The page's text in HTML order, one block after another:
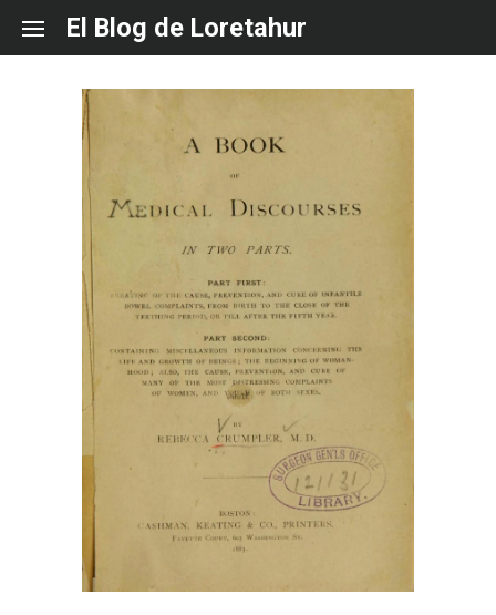
content
El Blog de Loretahur